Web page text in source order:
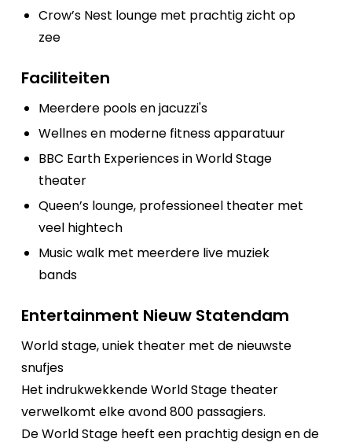
Crow’s Nest lounge met prachtig zicht op
zee
Faciliteiten
Meerdere pools en jacuzzi's
Wellnes en moderne fitness apparatuur
BBC Earth Experiences in World Stage
theater
Queen’s lounge, professioneel theater met
veel hightech
Music walk met meerdere live muziek
bands
Entertainment Nieuw Statendam
World stage, uniek theater met de nieuwste
snufjes
Het indrukwekkende World Stage theater
verwelkomt elke avond 800 passagiers.
De World Stage heeft een prachtig design en de